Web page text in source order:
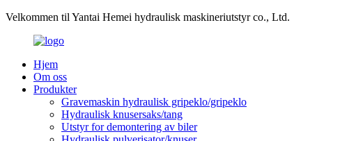
Velkommen til Yantai Hemei hydraulisk maskineriutstyr co., Ltd.
Hjem
Om oss
Produkter
Gravemaskin hydraulisk gripeklo/gripeklo
Hydraulisk knusersaks/tang
Utstyr for demontering av biler